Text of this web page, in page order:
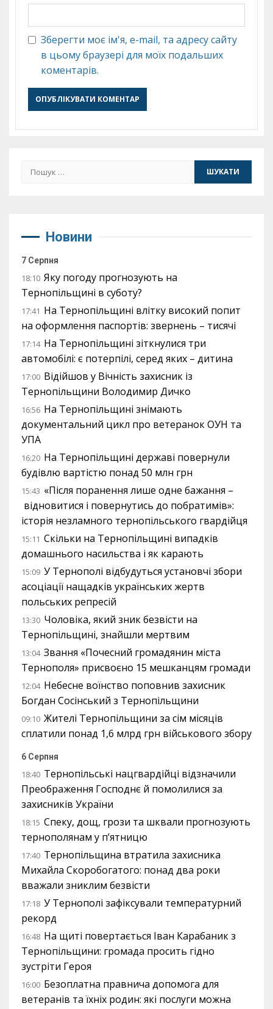
Зберегти моє ім'я, e-mail, та адресу сайту
в цьому браузері для моїх подальших
коментарів.
Пошук:
Новини
7 Серпня
18:10 Яку погоду прогнозують на
Тернопільщині в суботу?
17:41 На Тернопільщині влітку високий попит
на оформлення паспортів: звернень – тисячі
17:14 На Тернопільщині зіткнулися три
автомобілі: є потерпілі, серед яких – дитина
17:00 Відійшов у Вічність захисник із
Тернопільщини Володимир Дичко
16:56 На Тернопільщині знімають
документальний цикл про ветеранок ОУН та
УПА
16:20 На Тернопільщині державі повернули
будівлю вартістю понад 50 млн грн
15:43 «Після поранення лише одне бажання –
відновитися і повернутись до побратимів»:
історія незламного тернопільського гвардійця
15:11 Скільки на Тернопільщині випадків
домашнього насильства і як карають
15:09 У Тернополі відбудуться установчі збори
асоціації нащадків українських жертв
польських репресій
13:30 Чоловіка, який зник безвісти на
Тернопільщині, знайшли мертвим
13:04 Звання «Почесний громадянин міста
Тернополя» присвоєно 15 мешканцям громади
12:04 Небесне воїнство поповнив захисник
Богдан Сосінський з Тернопільщини
09:10 Жителі Тернопільщини за сім місяців
сплатили понад 1,6 млрд грн військового збору
6 Серпня
18:40 Тернопільські нацгвардійці відзначили
Преображення Господнє й помолилися за
захисників України
18:15 Спеку, дощ, грози та шквали прогнозують
тернополянам у п’ятницю
17:40 Тернопільщина втратила захисника
Михайла Скоробогатого: понад два роки
вважали зниклим безвісти
17:18 У Тернополі зафіксували температурний
рекорд
16:48 На щиті повертається Іван Карабаник з
Тернопільщини: громада просить гідно
зустріти Героя
16:00 Безоплатна правнича допомога для
ветеранів та їхніх родин: які послуги можна